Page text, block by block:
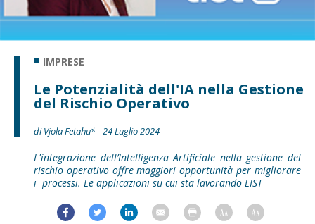
IMPRESE
Le Potenzialità dell'IA nella Gestione
del Rischio Operativo
di Vjola Fetahu* - 24 Luglio 2024
L'integrazione dell’Intelligenza Artificiale nella gestione del
rischio operativo offre maggiori opportunità per migliorare
i processi. Le applicazioni su cui sta lavorando LIST